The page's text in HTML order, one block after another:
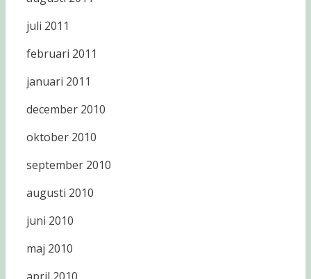
juli 2011
februari 2011
januari 2011
december 2010
oktober 2010
september 2010
augusti 2010
juni 2010
maj 2010